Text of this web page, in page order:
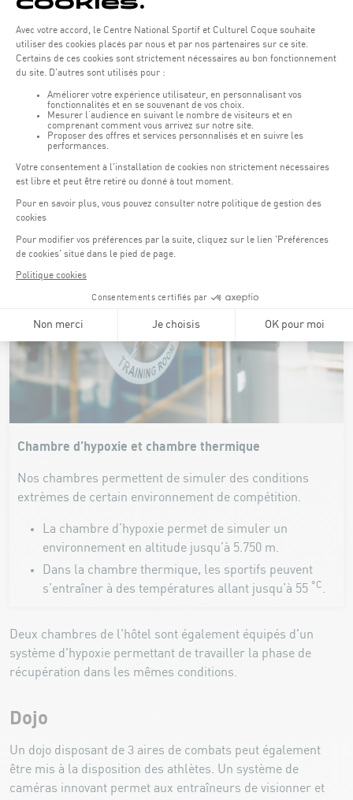
également être mesurées et fournir par la suite des
données intéressantes pour l’entraînement. Il est également
possible d’effectuer des analyses qualitatives du
mouvement du sportif (notamment dans le cadre de
l’entraînement avec les haltères) grâce au système vidéo en
vue de fournir en temps réel un feed-back sur la prestation
de l’athlète.
Chambre d’hypoxie et chambre thermique
Nos chambres permettent de simuler des conditions
extrèmes de certain environnement de compétition.
La chambre d’hypoxie permet de simuler un
environnement en altitude jusqu’à 5.750 m.
Dans la chambre thermique, les sportifs peuvent
s’entraîner à des températures allant jusqu’à 55 °C.
Deux chambres de l'hôtel sont également équipés d'un
système d'hypoxie permettant de travailler la phase de
récupération dans les mêmes conditions.
Dojo
Un dojo disposant de 3 aires de combats peut également
être mis à la disposition des athlètes. Un système de
caméras innovant permet aux entraîneurs de visionner et